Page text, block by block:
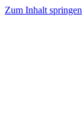
Zum Inhalt springen